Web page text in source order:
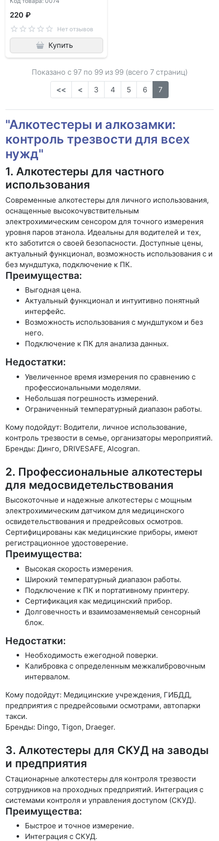
220 ₽
Нет отзывов
Купить
Показано с 97 по 99 из 99 (всего 7 страниц)
<<
< 3 4 5 6 7
"Алкотестеры и алкозамки:
контроль трезвости для всех
нужд"
1. Алкотестеры для частного
использования
Современные алкотестеры для личного использования,
оснащенные высокочувствительным
электрохимическим сенсором для точного измерения
уровня паров этанола. Идеальны для водителей и тех,
кто заботится о своей безопасности. Доступные цены,
актуальный функционал, возможность использования с и
без мундштука, подключение к ПК.
Преимущества:
Выгодная цена.
Актуальный функционал и интуитивно понятный
интерфейс.
Возможность использования с мундштуком и без
него.
Подключение к ПК для анализа данных.
Недостатки:
Увеличенное время измерения по сравнению с
профессиональными моделями.
Небольшая погрешность измерений.
Ограниченный температурный диапазон работы.
Кому подойдут: Водители, личное использование,
контроль трезвости в семье, организаторы мероприятий.
Бренды: Динго, DRIVESAFE, Alcogran.
2. Профессиональные алкотестеры
для медосвидетельствования
Высокоточные и надежные алкотестеры с мощным
электрохимическим датчиком для медицинского
освидетельствования и предрейсовых осмотров.
Сертифицированы как медицинские приборы, имеют
регистрационное удостоверение.
Преимущества:
Высокая скорость измерения.
Широкий температурный диапазон работы.
Подключение к ПК и портативному принтеру.
Сертификация как медицинский прибор.
Долговечность и взаимозаменяемый сенсорный
блок.
Недостатки:
Необходимость ежегодной поверки.
Калибровка с определенным межкалибровочным
интервалом.
Кому подойдут: Медицинские учреждения, ГИБДД,
предприятия с предрейсовыми осмотрами, автопарки
такси.
Бренды: Dingo, Tigon, Draeger.
3. Алкотестеры для СКУД на заводы
и предприятия
Стационарные алкотестеры для контроля трезвости
сотрудников на проходных предприятий. Интеграция с
системами контроля и управления доступом (СКУД).
Преимущества:
Быстрое и точное измерение.
Интеграция с СКУД.